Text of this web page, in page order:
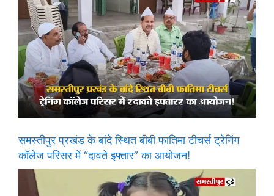
समस्तीपुर प्रखंड के बांदे स्थित बीबी फातिमा टीचर्स ट्रेनिंग
कॉलेज परिसर में “दावते इफ्तार” का आयोजन!